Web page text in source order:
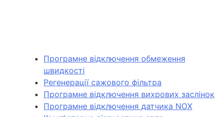
Програмне відключення обмеження
швидкості
Регенерації сажового фільтра
Програмне відключення вихрових заслінок
Програмне відключення датчика NOX